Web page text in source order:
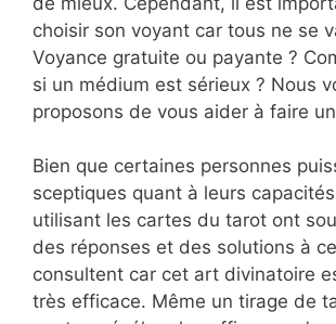
choisir son voyant car tous ne se
Voyance gratuite ou payante ?
si un médium est sérieux ? Nous
proposons de vous aider à faire
Bien que certaines personnes
sceptiques quant à leurs
utilisant les cartes du tarot ont
des réponses et des solutions à
consultent car cet art divinatoire
très efficace. Même un tirage de